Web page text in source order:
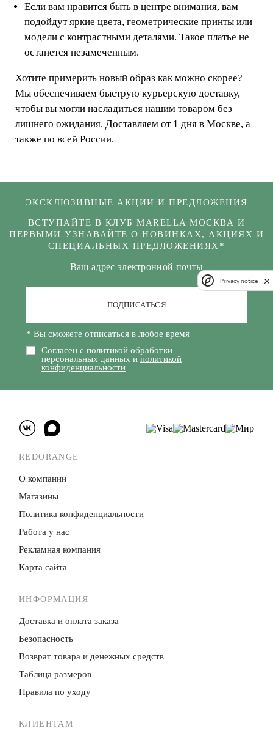
Если вам нравится быть в центре внимания, вам
подойдут яркие цвета, геометрические принты или
модели с контрастными деталями. Такое платье не
останется незамеченным.
Хотите примерить новый образ как можно скорее?
Мы обеспечиваем быструю курьерскую доставку,
чтобы вы могли насладиться нашим товаром без
лишнего ожидания. Доставляем от 1 дня в Москве, а
также по всей России.
ЭКСКЛЮЗИВНЫЕ АКЦИИ И ПРЕДЛОЖЕНИЯ
ВСТУПАЙТЕ В КЛУБ MARELLA МОСКВА И
ПЕРВЫМИ УЗНАВАЙТЕ О НОВИНКАХ, АКЦИЯХ И
СПЕЦИАЛЬНЫХ ПРЕДЛОЖЕНИЯХ*
ПОДПИСАТЬСЯ
Согласен с политикой обработки
персональных данных и политикой
конфиденциальности
* Вы сможете отписаться в любое время
REDORANGE
О компании
Магазины
Политика конфиденци­альности
Работа у нас
Рекламная компания
Карта сайта
ИНФОРМАЦИЯ
Доставка и оплата заказа
Безопасность
Возврат товара и денежных средств
Таблица размеров
Правила по уходу
КЛИЕНТАМ
Privacy notice